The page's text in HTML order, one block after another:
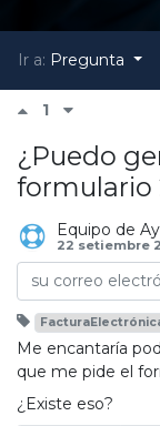
Ir a: Pregunta
1
¿Puedo
formulario
Equipo de
22 setiembre
Me encantaría
que me pide el
¿Existe eso?